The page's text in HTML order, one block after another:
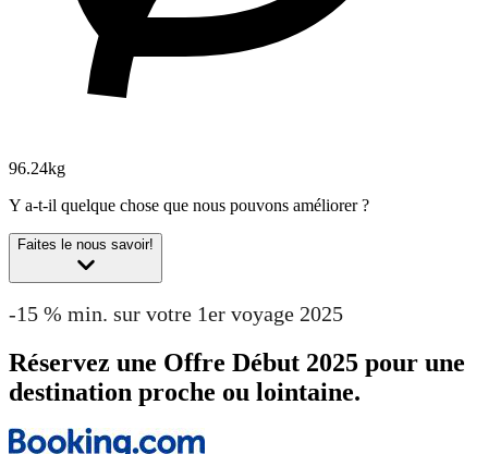
96.24kg
Y a-t-il quelque chose que nous pouvons améliorer ?
Faites le nous savoir!
-15 % min. sur votre 1er voyage 2025
Réservez une Offre Début 2025 pour une
destination proche ou lointaine.